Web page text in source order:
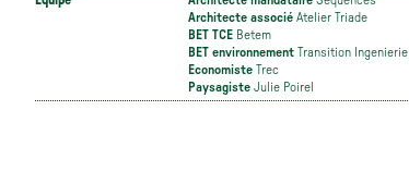
Architecte associé Atelier Triade
BET TCE Betem
BET environnement Transition Ingenierie
Economiste Trec
Paysagiste Julie Poirel